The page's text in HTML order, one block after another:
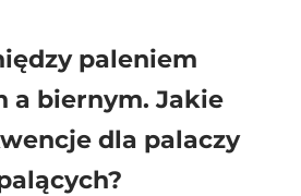
paleniem
a biernym. Jakie
dla palaczy